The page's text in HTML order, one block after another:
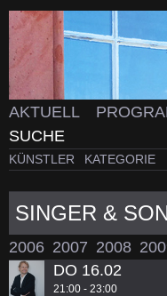
AKTUELL
SUCHE
KÜNSTLER KATEGORIE
SINGER &
2006 2007 2008
DO 16.02
21:00 - 23:00